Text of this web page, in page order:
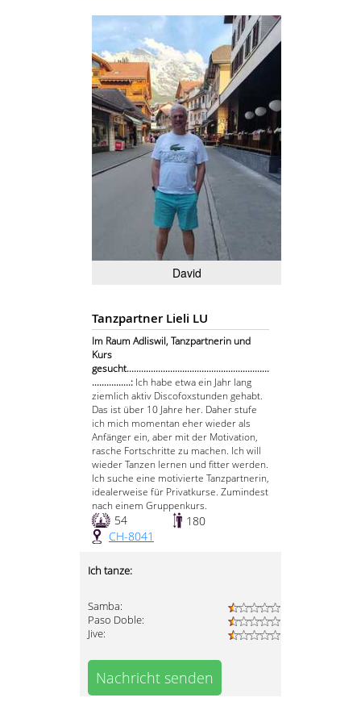
David
Tanzpartner Lieli LU
Im Raum Adliswil, Tanzpartnerin und
Kurs
gesucht...........................................................
................: Ich habe etwa ein Jahr lang
ziemlich aktiv Discofoxstunden gehabt.
Das ist über 10 Jahre her. Daher stufe
ich mich momentan eher wieder als
Anfänger ein, aber mit der Motivation,
rasche Fortschritte zu machen. Ich will
wieder Tanzen lernen und fitter werden.
Ich suche eine motivierte Tanzpartnerin,
idealerweise für Privatkurse. Zumindest
nach einem Gruppenkurs.
54
180
CH-8041
Ich tanze:
Samba:
Paso Doble:
Jive:
Nachricht senden